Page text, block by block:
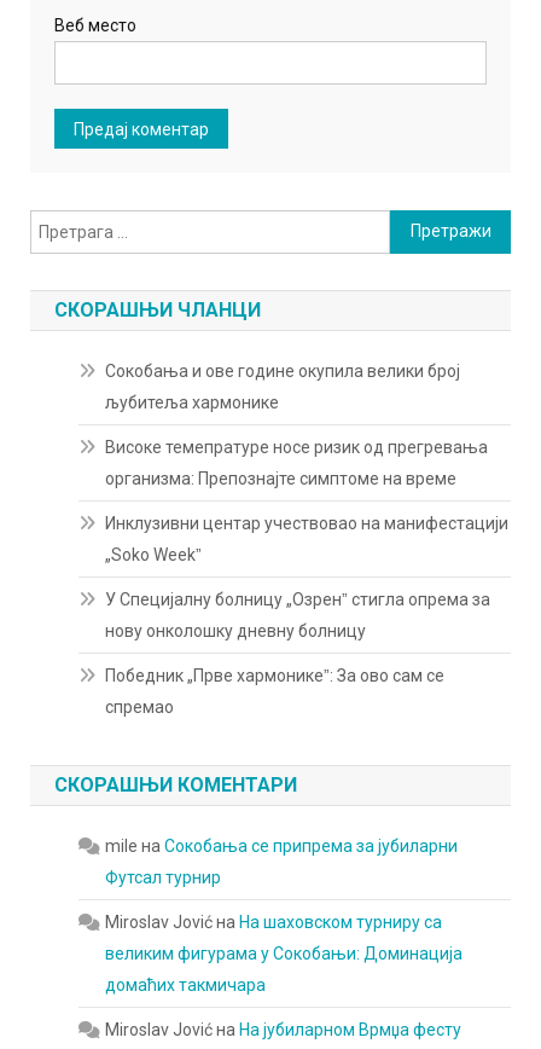
Веб место
Претрага
за:
СКОРАШЊИ ЧЛАНЦИ
Сокобања и ове године окупила велики број
љубитеља хармонике
Високе темепратуре носе ризик од прегревања
организма: Препознајте симптоме на време
Инклузивни центар учествовао на манифестацији
„Soko Weekˮ
У Специјалну болницу „Озренˮ стигла опрема за
нову онколошку дневну болницу
Победник „Прве хармоникеˮ: За ово сам се
спремао
СКОРАШЊИ КОМЕНТАРИ
mile наСокобања се припрема за јубиларни
Футсал турнир
Miroslav Jovićна На шаховском турниру са
великим фигурама у Сокобањи: Доминација
домаћих такмичара
Miroslav Jovićна На јубиларном Врмџа фесту